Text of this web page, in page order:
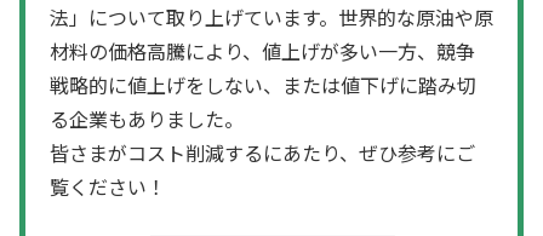
法」について取り上げています。世界的な原油や原
材料の価格高騰により、値上げが多い一方、競争
戦略的に値上げをしない、または値下げに踏み切
る企業もありました。
皆さまがコスト削減するにあたり、ぜひ参考にご
覧ください！